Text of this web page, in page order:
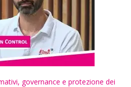
governance e protezione dei